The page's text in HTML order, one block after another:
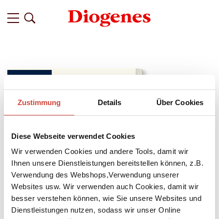
Zustimmung Details Über Cookies
Diese Webseite verwendet Cookies
Wir verwenden Cookies und andere Tools, damit wir
Ihnen unsere Dienstleistungen bereitstellen können, z.B.
Verwendung des Webshops,Verwendung unserer
Websites usw. Wir verwenden auch Cookies, damit wir
besser verstehen können, wie Sie unsere Websites und
Dienstleistungen nutzen, sodass wir unser Online
Download Bilddatei ↘